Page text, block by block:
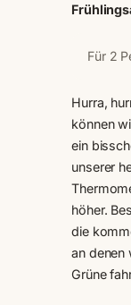
Für 2
Hurra,
können
ein
unserer
höher.
die
an denen
Grüne